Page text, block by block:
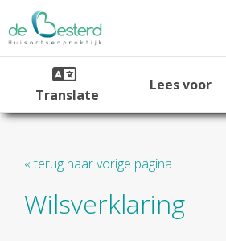
Translate
Lees voor
« terug naar vorige pagina
Wilsverklaring